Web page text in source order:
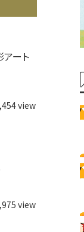
ート
view
view